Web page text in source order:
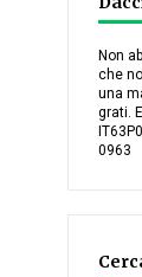
Non
che
una
grati.
0963